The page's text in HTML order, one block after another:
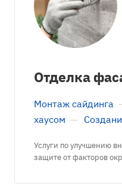
Отделка
Монтаж сайдинга
хаусом —
Услуги по улучшению
защите от факторов